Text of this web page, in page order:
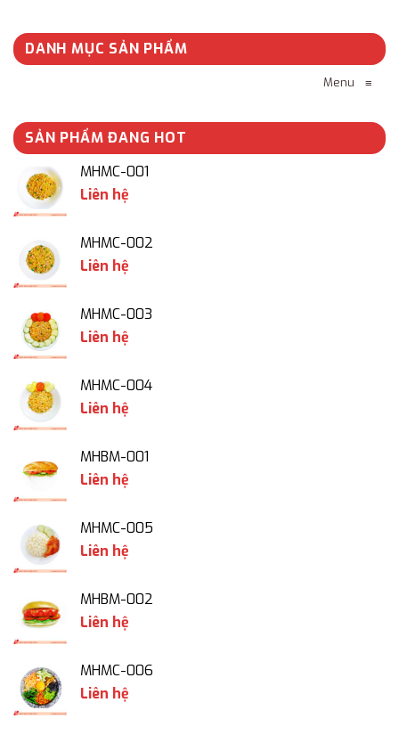
DANH MỤC SẢN PHẨM
Menu ≡
SẢN PHẨM ĐANG HOT
MHMC-001
Liên hệ
MHMC-002
Liên hệ
MHMC-003
Liên hệ
MHMC-004
Liên hệ
MHBM-001
Liên hệ
MHMC-005
Liên hệ
MHBM-002
Liên hệ
MHMC-006
Liên hệ